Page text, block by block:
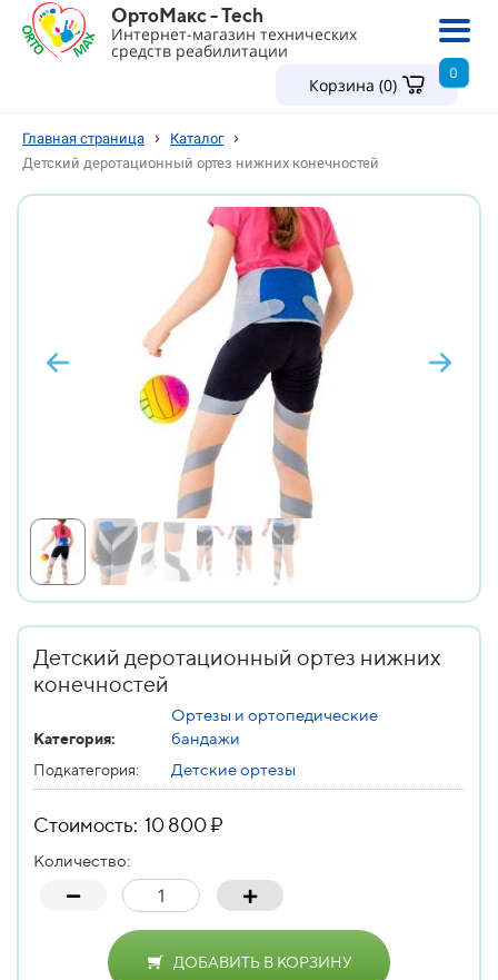
ОртоМакс - Tech
Интернет-магазин технических
средств реабилитации
Корзина (0)
0
Главная страница › Каталог ›
Детский деротационный ортез нижних конечностей
Детский деротационный ортез нижних
конечностей
Категория:
Ортезы и ортопедические
бандажи
Подкатегория: Детские ортезы
Стоимость: 10 800 ₽
Количество:
ДОБАВИТЬ В КОРЗИНУ